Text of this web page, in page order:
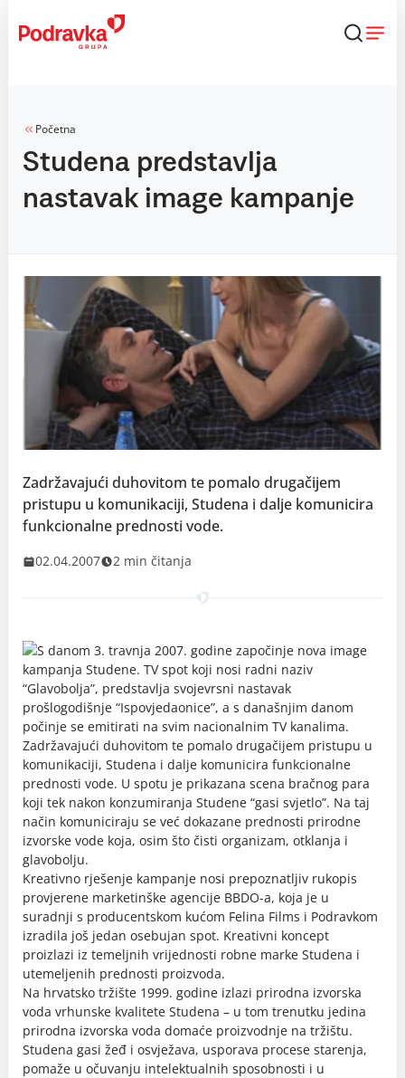
content
Početna
Studena predstavlja
nastavak image kampanje
Zadržavajući duhovitom te pomalo drugačijem
pristupu u komunikaciji, Studena i dalje komunicira
funkcionalne prednosti vode.
02.04.2007 2 min čitanja
S danom 3. travnja 2007. godine započinje nova image
kampanja Studene. TV spot koji nosi radni naziv
“Glavobolja”, predstavlja svojevrsni nastavak
prošlogodišnje “Ispovjedaonice”, a s današnjim danom
počinje se emitirati na svim nacionalnim TV kanalima.
Zadržavajući duhovitom te pomalo drugačijem pristupu u
komunikaciji, Studena i dalje komunicira funkcionalne
prednosti vode. U spotu je prikazana scena bračnog para
koji tek nakon konzumiranja Studene “gasi svjetlo”. Na taj
način komuniciraju se već dokazane prednosti prirodne
izvorske vode koja, osim što čisti organizam, otklanja i
glavobolju.
Kreativno rješenje kampanje nosi prepoznatljiv rukopis
provjerene marketinške agencije BBDO-a, koja je u
suradnji s producentskom kućom Felina Films i Podravkom
izradila još jedan osebujan spot. Kreativni koncept
proizlazi iz temeljnih vrijednosti robne marke Studena i
utemeljenih prednosti proizvoda.
Na hrvatsko tržište 1999. godine izlazi prirodna izvorska
voda vrhunske kvalitete Studena – u tom trenutku jedina
prirodna izvorska voda domaće proizvodnje na tržištu.
Studena gasi žeđ i osvježava, usporava procese starenja,
pomaže u očuvanju intelektualnih sposobnosti i u